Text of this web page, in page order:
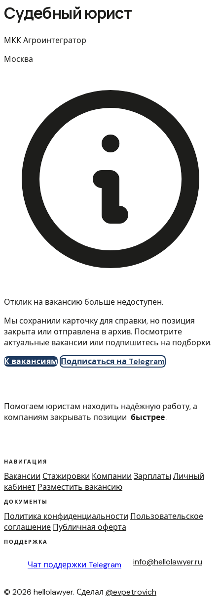
Судебный юрист
МКК Агроинтегратор
Москва
Отклик на вакансию больше недоступен.
Мы сохранили карточку для справки, но позиция
закрыта или отправлена в архив. Посмотрите
актуальные вакансии или подпишитесь на подборки.
К вакансиям Подписаться на Telegram
Помогаем юристам находить надёжную работу, а
компаниям закрывать позиции быстрее.
НАВИГАЦИЯ
Вакансии Стажировки Компании Зарплаты Личный
кабинет Разместить вакансию
ДОКУМЕНТЫ
Политика конфиденциальности Пользовательское
соглашение Публичная оферта
ПОДДЕРЖКА
Чат поддержки Telegram info@hellolawyer.ru
© 2026 hellolawyer. Сделал @evpetrovich